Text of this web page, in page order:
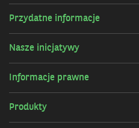
Przydatne informacje
Nasze inicjatywy
Informacje prawne
Produkty